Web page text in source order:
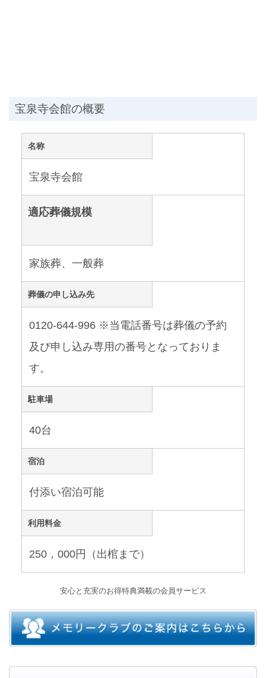
宝泉寺会館の概要
名称
宝泉寺会館
適応葬儀規模
家族葬、一般葬
葬儀の申し込み先
0120-644-996 ※当電話番号は葬儀の予約
及び申し込み専用の番号となっておりま
す。
駐車場
40台
宿泊
付添い宿泊可能
利用料金
250，000円（出棺まで）
安心と充実のお得特典満載の会員サービス